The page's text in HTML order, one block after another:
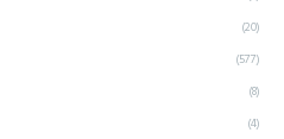
(20)
(577)
(8)
(4)